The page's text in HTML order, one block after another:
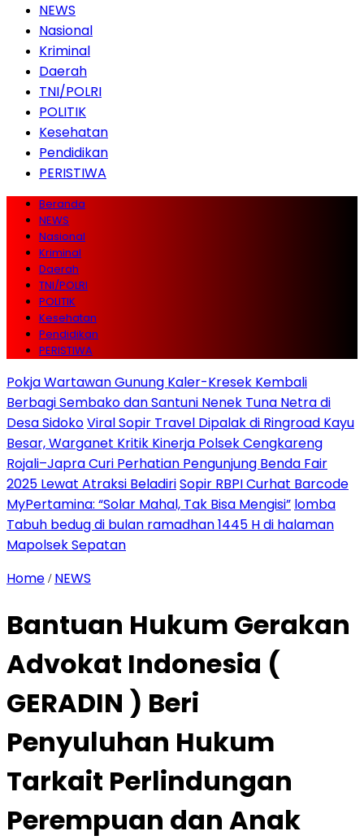
NEWS
Nasional
Kriminal
Daerah
TNI/POLRI
POLITIK
Kesehatan
Pendidikan
PERISTIWA
Beranda
NEWS
Nasional
Kriminal
Daerah
TNI/POLRI
POLITIK
Kesehatan
Pendidikan
PERISTIWA
Pokja Wartawan Gunung Kaler-Kresek Kembali
Berbagi Sembako dan Santuni Nenek Tuna Netra di
Desa SidokoViral Sopir Travel Dipalak di Ringroad Kayu
Besar, Warganet Kritik Kinerja Polsek Cengkareng
Rojali–Japra Curi Perhatian Pengunjung Benda Fair
2025 Lewat Atraksi BeladiriSopir RBPI Curhat Barcode
MyPertamina: “Solar Mahal, Tak Bisa Mengisi” lomba
Tabuh bedug di bulan ramadhan 1445 H di halaman
Mapolsek Sepatan
Home / NEWS
Bantuan Hukum Gerakan
Advokat Indonesia (
GERADIN ) Beri
Penyuluhan Hukum
Tarkait Perlindungan
Perempuan dan Anak